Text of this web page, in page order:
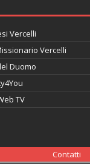
Vercelli
Vercelli
Duomo
TV
Contatti